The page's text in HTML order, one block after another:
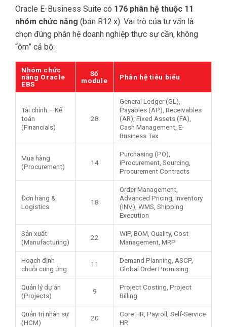
Oracle E-Business Suite có 176 phân hệ thuộc 11
nhóm chức năng (bản R12.x). Vai trò của tư vấn là
chọn đúng phân hệ doanh nghiệp thực sự cần, không
“ôm” cả bộ:
Nhóm chức
năng Oracle
EBS
Số
module
Phân hệ tiêu biểu
Tài chính – Kế
toán
(Financials)
28
General Ledger (GL),
Payables (AP), Receivables
(AR), Fixed Assets (FA),
Cash Management, E-
Business Tax
Mua hàng
(Procurement)
14
Purchasing (PO),
iProcurement, Sourcing,
Procurement Contracts
Đơn hàng &
Logistics
18
Order Management,
Advanced Pricing, Inventory
(INV), WMS, Shipping
Execution
Sản xuất
(Manufacturing)
22
WIP, BOM, Quality, Cost
Management, MRP
Hoạch định
chuỗi cung ứng
11
Demand Planning, ASCP,
Global Order Promising
Quản lý dự án
(Projects)
9
Project Costing, Project
Billing
Quản trị nhân sự
(HCM)
20
Core HR, Payroll, Self-Service
HR